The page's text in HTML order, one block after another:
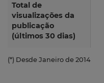
Total de
visualizações da
publicação
(últimos 30 dias)
(*) Desde Janeiro de 2014